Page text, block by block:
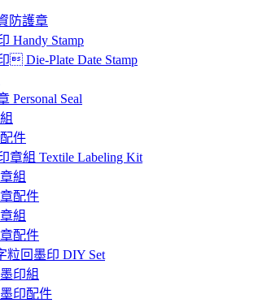
防護章
Handy Stamp
 Die-Plate Date Stamp
Personal Seal
件
章組 Textile Labeling Kit
組
配件
組
配件
粒回墨印 DIY Set
印組
印配件